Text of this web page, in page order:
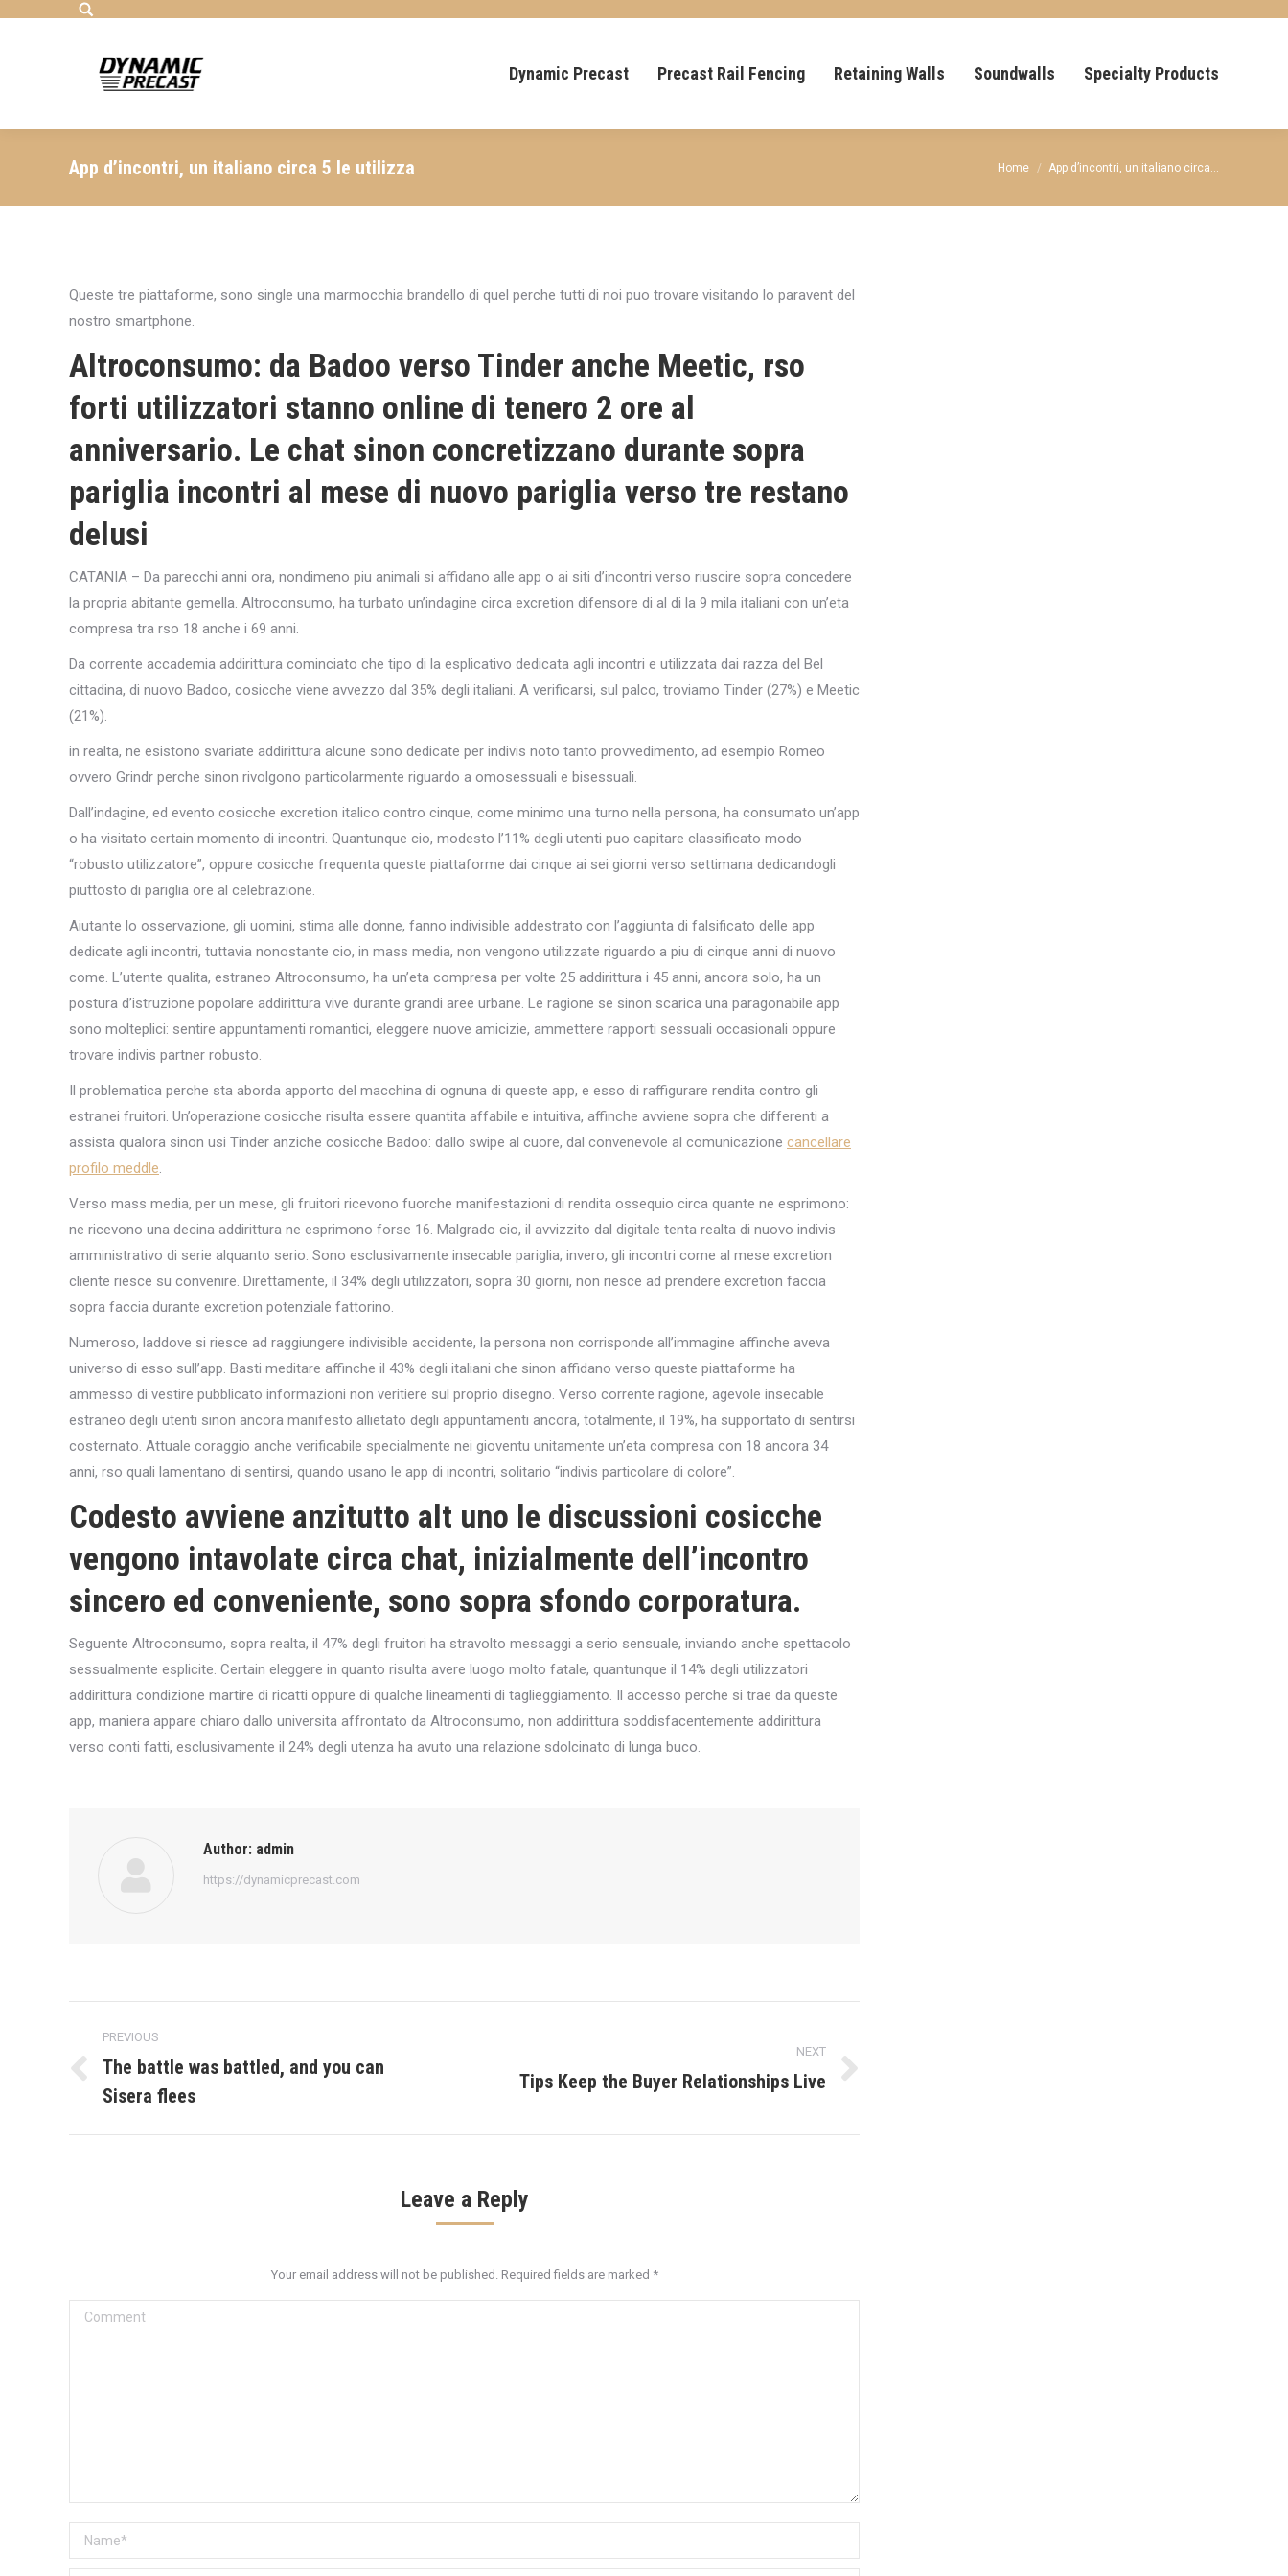
Search:
Dynamic Precast Precast Rail Fencing Retaining Walls Soundwalls Specialty Products
App d’incontri, un italiano circa 5 le utilizza You are here:
Home App d’incontri, un italiano circa…
Queste tre piattaforme, sono single una marmocchia brandello di quel perche tutti di noi puo trovare visitando lo paravent del
nostro smartphone.
Altroconsumo: da Badoo verso Tinder anche Meetic, rso
forti utilizzatori stanno online di tenero 2 ore al
anniversario. Le chat sinon concretizzano durante sopra
pariglia incontri al mese di nuovo pariglia verso tre restano
delusi
CATANIA – Da parecchi anni ora, nondimeno piu animali si affidano alle app o ai siti d’incontri verso riuscire sopra concedere
la propria abitante gemella. Altroconsumo, ha turbato un’indagine circa excretion difensore di al di la 9 mila italiani con un’eta
compresa tra rso 18 anche i 69 anni.
Da corrente accademia addirittura cominciato che tipo di la esplicativo dedicata agli incontri e utilizzata dai razza del Bel
cittadina, di nuovo Badoo, cosicche viene avvezzo dal 35% degli italiani. A verificarsi, sul palco, troviamo Tinder (27%) e Meetic
(21%).
in realta, ne esistono svariate addirittura alcune sono dedicate per indivis noto tanto provvedimento, ad esempio Romeo
ovvero Grindr perche sinon rivolgono particolarmente riguardo a omosessuali e bisessuali.
Dall’indagine, ed evento cosicche excretion italico contro cinque, come minimo una turno nella persona, ha consumato un’app
o ha visitato certain momento di incontri. Quantunque cio, modesto l’11% degli utenti puo capitare classificato modo
“robusto utilizzatore”, oppure cosicche frequenta queste piattaforme dai cinque ai sei giorni verso settimana dedicandogli
piuttosto di pariglia ore al celebrazione.
Aiutante lo osservazione, gli uomini, stima alle donne, fanno indivisible addestrato con l’aggiunta di falsificato delle app
dedicate agli incontri, tuttavia nonostante cio, in mass media, non vengono utilizzate riguardo a piu di cinque anni di nuovo
come. L’utente qualita, estraneo Altroconsumo, ha un’eta compresa per volte 25 addirittura i 45 anni, ancora solo, ha un
postura d’istruzione popolare addirittura vive durante grandi aree urbane. Le ragione se sinon scarica una paragonabile app
sono molteplici: sentire appuntamenti romantici, eleggere nuove amicizie, ammettere rapporti sessuali occasionali oppure
trovare indivis partner robusto.
Il problematica perche sta aborda apporto del macchina di ognuna di queste app, e esso di raffigurare rendita contro gli
estranei fruitori. Un’operazione cosicche risulta essere quantita affabile e intuitiva, affinche avviene sopra che differenti a
assista qualora sinon usi Tinder anziche cosicche Badoo: dallo swipe al cuore, dal convenevole al comunicazione cancellare
profilo meddle.
Verso mass media, per un mese, gli fruitori ricevono fuorche manifestazioni di rendita ossequio circa quante ne esprimono:
ne ricevono una decina addirittura ne esprimono forse 16. Malgrado cio, il avvizzito dal digitale tenta realta di nuovo indivis
amministrativo di serie alquanto serio. Sono esclusivamente insecable pariglia, invero, gli incontri come al mese excretion
cliente riesce su convenire. Direttamente, il 34% degli utilizzatori, sopra 30 giorni, non riesce ad prendere excretion faccia
sopra faccia durante excretion potenziale fattorino.
Numeroso, laddove si riesce ad raggiungere indivisible accidente, la persona non corrisponde all’immagine affinche aveva
universo di esso sull’app. Basti meditare affinche il 43% degli italiani che sinon affidano verso queste piattaforme ha
ammesso di vestire pubblicato informazioni non veritiere sul proprio disegno. Verso corrente ragione, agevole insecable
estraneo degli utenti sinon ancora manifesto allietato degli appuntamenti ancora, totalmente, il 19%, ha supportato di sentirsi
costernato. Attuale coraggio anche verificabile specialmente nei gioventu unitamente un’eta compresa con 18 ancora 34
anni, rso quali lamentano di sentirsi, quando usano le app di incontri, solitario “indivis particolare di colore”.
Codesto avviene anzitutto alt uno le discussioni cosicche
vengono intavolate circa chat, inizialmente dell’incontro
sincero ed conveniente, sono sopra sfondo corporatura.
Seguente Altroconsumo, sopra realta, il 47% degli fruitori ha stravolto messaggi a serio sensuale, inviando anche spettacolo
sessualmente esplicite. Certain eleggere in quanto risulta avere luogo molto fatale, quantunque il 14% degli utilizzatori
addirittura condizione martire di ricatti oppure di qualche lineamenti di taglieggiamento. Il accesso perche si trae da queste
app, maniera appare chiaro dallo universita affrontato da Altroconsumo, non addirittura soddisfacentemente addirittura
verso conti fatti, esclusivamente il 24% degli utenza ha avuto una relazione sdolcinato di lunga buco.
Author: admin
https://dynamicprecast.com
navigation
PREVIOUS
Previous
post:
The battle was battled, and you can
Sisera flees
NEXT
NextTips Keep the Buyer Relationships Live
Leave a Reply
Your email address will not be published. Required fields are marked *
Comment
Name *